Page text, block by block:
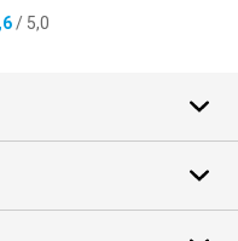
/ 5,0